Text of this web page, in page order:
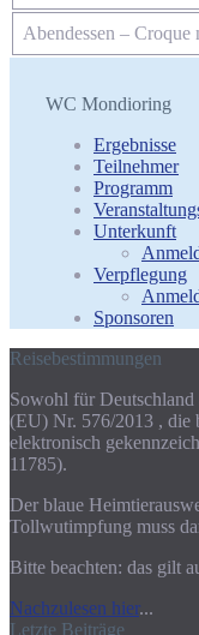
Abendessen – Croque
WC Mondioring
Ergebnisse
Teilnehmer
Programm
Unterkunft
Verpflegung
Sponsoren
Reisebestimmungen
Sowohl für
(EU) Nr. 576/2013 , die
elektronisch
11785).
Der blaue
Tollwutimpfung muss
Bitte beachten: das gilt
Nachzulesen hier...
Letzte Beiträge